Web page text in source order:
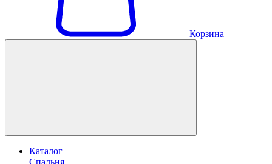
Корзина
Каталог
Спальня